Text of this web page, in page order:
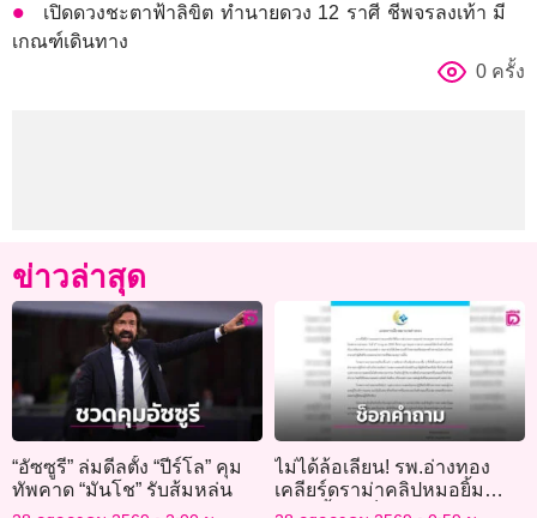
เปิดดวงชะตาฟ้าลิขิต ทำนายดวง 12 ราศี ชีพจรลงเท้า มี
เกณฑ์เดินทาง
0 ครั้ง
ข่าวล่าสุด
“อัซซูรี” ล่มดีลตั้ง “ปีร์โล” คุม
ทัพคาด “มันโช” รับส้มหล่น
ไม่ได้ล้อเลียน! รพ.อ่างทอง
เคลียร์ดราม่าคลิปหมอยิ้ม
แถลงย้ำแค่ช็อกคำถามนักข่าว